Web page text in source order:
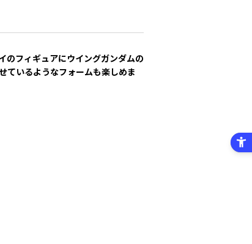
のフィギュアにウイングガンダムの
ているようなフォームも楽しめま